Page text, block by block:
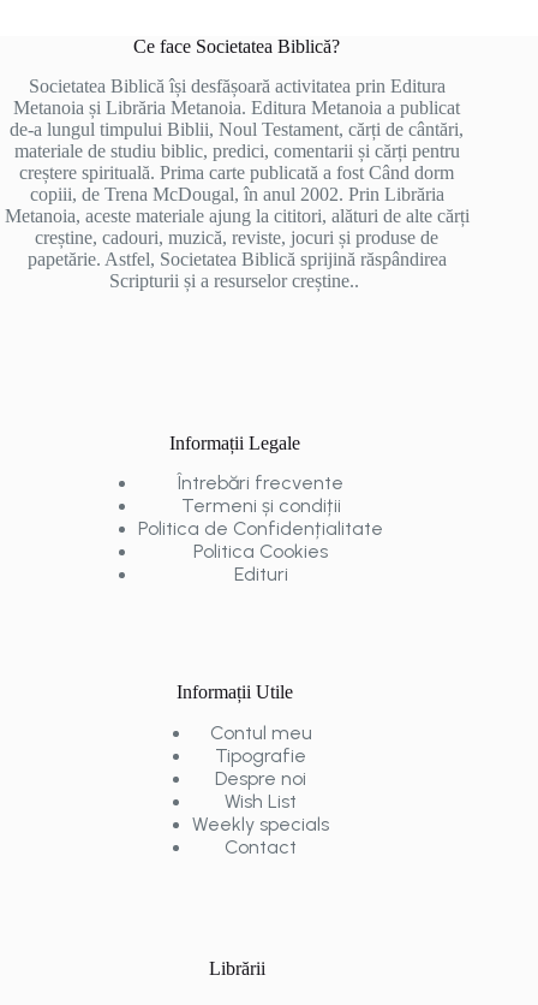
Ce face Societatea Biblică?
Societatea Biblică își desfășoară activitatea prin Editura
Metanoia și Librăria Metanoia. Editura Metanoia a publicat
de-a lungul timpului Biblii, Noul Testament, cărți de cântări,
materiale de studiu biblic, predici, comentarii și cărți pentru
creștere spirituală. Prima carte publicată a fost Când dorm
copiii, de Trena McDougal, în anul 2002. Prin Librăria
Metanoia, aceste materiale ajung la cititori, alături de alte cărți
creștine, cadouri, muzică, reviste, jocuri și produse de
papetărie. Astfel, Societatea Biblică sprijină răspândirea
Scripturii și a resurselor creștine..
Informații Legale
Întrebări frecvente
Termeni și condiții
Politica de Confidențialitate
Politica Cookies
Edituri
Informații Utile
Contul meu
Tipografie
Despre noi
Wish List
Weekly specials
Contact
Librării